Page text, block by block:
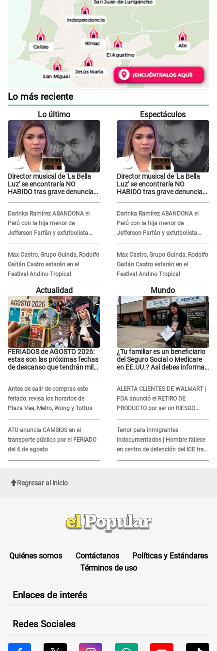
Lo más reciente
Lo último
Director musical de 'La Bella
Luz' se encontraría NO
HABIDO tras grave denuncia
Darinka Ramírez ABANDONA el
Perú con la hija menor de
Jefferson Farfán y exfutbolista
REACCIONA: "A ti que..."
Max Castro, Grupo Guinda, Rodolfo
Gaitán Castro estarán en el
Festival Andino Tropical
Espectáculos
Director musical de 'La Bella
Luz' se encontraría NO
HABIDO tras grave denuncia
Darinka Ramírez ABANDONA el
Perú con la hija menor de
Jefferson Farfán y exfutbolista
REACCIONA: "A ti que..."
Max Castro, Grupo Guinda, Rodolfo
Gaitán Castro estarán en el
Festival Andino Tropical
Actualidad
FERIADOS de AGOSTO 2026:
estas son las próximas fechas
de descanso que tendrán miles
Antes de salir de compras este
feriado, revisa los horarios de
Plaza Vea, Metro, Wong y Tottus
ATU anuncia CAMBIOS en el
transporte público por el FERIADO
del 6 de agosto
Mundo
¿Tu familiar es un beneficiario
del Seguro Social o Medicare
en EE.UU.? Así debes informar
ALERTA CLIENTES DE WALMART |
FDA anunció el RETIRO DE
PRODUCTO por ser un RIESGO
MORTAL para consumidores: ¿Cuál
es?
Terror para inmigrantes
indocumentados | Hombre fallece
en centro de detención del ICE tras
sufrir una "emergencia médica"
Regresar al inicio
Quiénes somos Contáctanos
Políticas y Estándares
Términos de uso
Enlaces de interés
Redes Sociales